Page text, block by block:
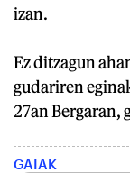
izan.
Ez ditzagun
gudariren
27an Bergaran,
GAIAK